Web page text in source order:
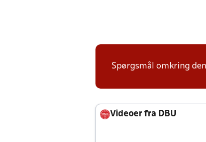
Spørgsmål omkring
Videoer fra DBU